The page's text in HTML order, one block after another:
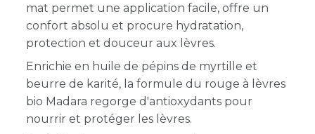
mat permet une application facile, offre un
confort absolu et procure hydratation,
protection et douceur aux lèvres.
Enrichie en huile de pépins de myrtille et
beurre de karité, la formule du rouge à lèvres
bio Madara regorge d'antioxydants pour
nourrir et protéger les lèvres.